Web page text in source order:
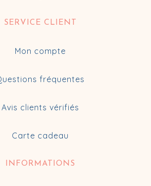
SERVICE CLIENT
Mon compte
fréquentes
Avis clients vérifiés
Carte cadeau
INFORMATIONS